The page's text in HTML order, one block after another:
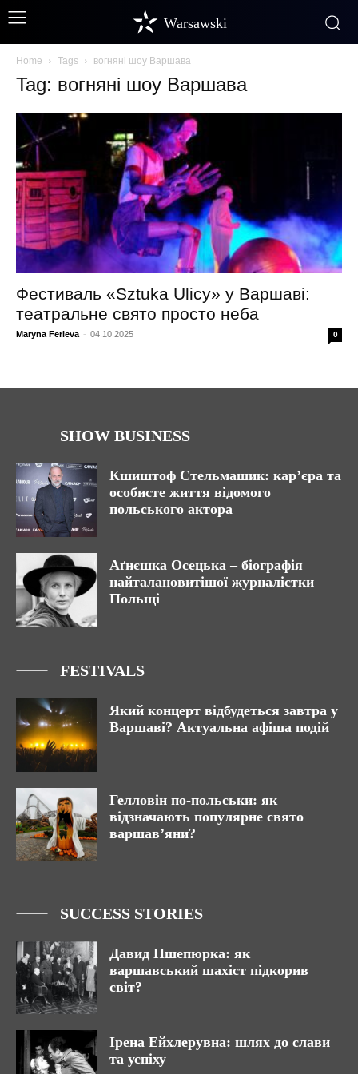
Warsawski
Home Tags вогняні шоу Варшава
Tag: вогняні шоу Варшава
Фестиваль «Sztuka Ulicy» у Варшаві:
театральне свято просто неба
Maryna Ferieva - 04.10.2025 0
SHOW BUSINESS
Кшиштоф Стельмашик: карʼєра та
особисте життя відомого
польського актора
Аґнєшка Осецька – біографія
найталановитішої журналістки
Польщі
FESTIVALS
Який концерт відбудеться завтра у
Варшаві? Актуальна афіша подій
Гелловін по-польськи: як
відзначають популярне свято
варшав’яни?
SUCCESS STORIES
Давид Пшепюрка: як
варшавський шахіст підкорив
світ?
Ірена Ейхлерувна: шлях до слави
та успіху